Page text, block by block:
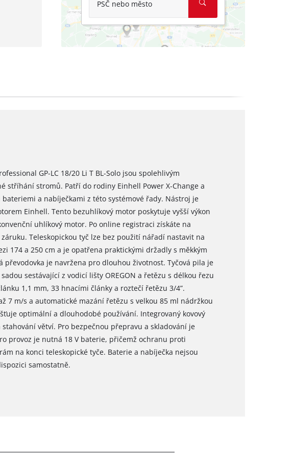
PSČ nebo město
GP-LC 18/20 Li T BL-Solo jsou spolehlivým
stříhání stromů. Patří do rodiny Einhell Power X‑Change a
a nabíječkami z této systémové řady. Nástroj je
Einhell. Tento bezuhlíkový motor poskytuje vyšší výkon
uhlíkový motor. Po online registraci získáte na
Teleskopickou tyč lze bez použití nářadí nastavit na
174 a 250 cm a je opatřena praktickými držadly s měkkým
převodovka je navržena pro dlouhou životnost. Tyčová pila je
sestávající z vodicí lišty OREGON a řetězu s délkou řezu
1,1 mm, 33 hnacími články a roztečí řetězu 3/4”.
7 m/s a automatické mazání řetězu s velkou 85 ml nádržkou
optimální a dlouhodobé používání. Integrovaný kovový
větví. Pro bezpečnou přepravu a skladování je
provoz je nutná 18 V baterie, přičemž ochranu proti
na konci teleskopické tyče. Baterie a nabíječka nejsou
samostatně.